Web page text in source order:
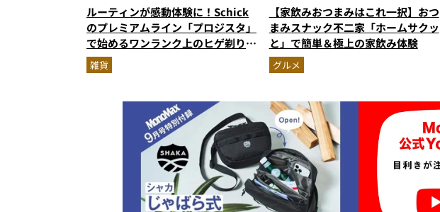
ルーティンが感動体験に！Schick
のプレミアムライン「プロジスタ」
で始めるワンランク上のヒゲ剃り習
慣
雑貨
【家飲みおつまみはこれ一択】おつ
まみスナック不二家「ホームサクッ
と」で簡単＆極上の家飲み体験
グルメ